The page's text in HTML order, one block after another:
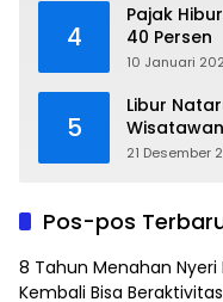
4
Pajak
40 Persen
10 Januari
5
Libur
21 Desember
Pos-pos
8 Tahun Menahan
Kembali Bisa